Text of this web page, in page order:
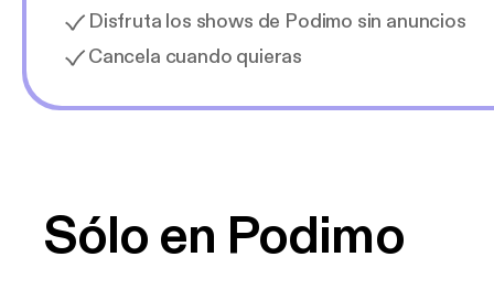
Disfruta los shows de Podimo sin anuncios
Cancela cuando quieras
Sólo en Podimo